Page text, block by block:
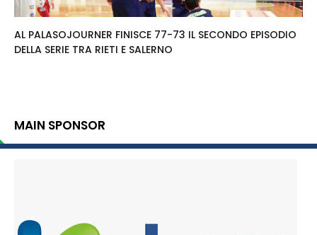
AL PALASOJOURNER FINISCE 77-73 IL SECONDO EPISODIO
DELLA SERIE TRA RIETI E SALERNO
MAIN SPONSOR